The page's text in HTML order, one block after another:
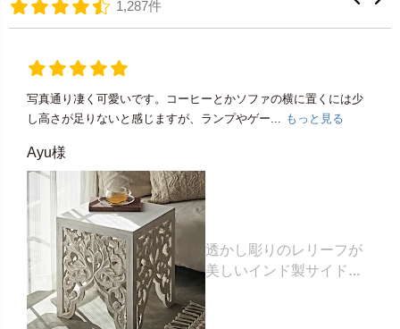
1,287件
写真通り凄く可愛いです。コーヒーとかソファの横に置くには少
し高さが足りないと感じますが、ランプやゲー...
もっと見る
Ayu様
透かし彫りのレリーフが
美しいインド製サイドテ